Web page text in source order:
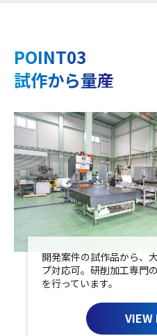
POINT03
試作から量産
開発案件の試作品から、
プ対応可。研削加工専門
を行っています。
VIEW